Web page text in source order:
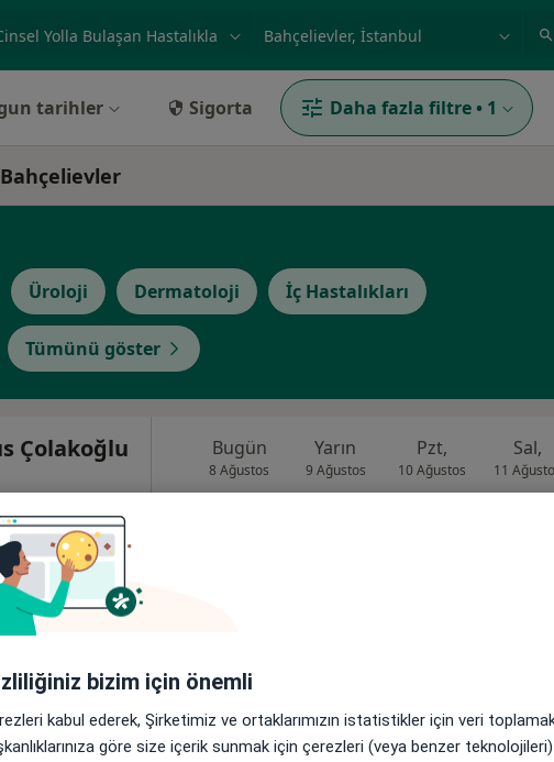
örnek: İstanbul
tarihler Sigorta Daha fazla filtre • 1
Üroloji Dermatoloji İç Hastalıkları
Tümünü göster
Çolakoğlu
Çobançeşme Mahallesi Fatih Caddesi No:1/8, Bahçelievler•Harita
Bugün
8 Ağustos
Yarın
9 Ağustos
Pzt,
10 Ağustos
Sal,
11
bizim için önemli
kabul ederek, Şirketimiz ve ortaklarımızın istatistikler için veri
göre size içerik sunmak için çerezleri (veya benzer